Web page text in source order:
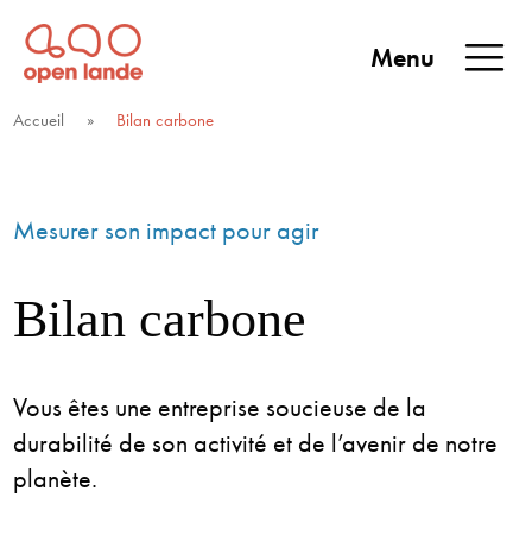
Aller
directement
au
contenu
TERRITOIRES
Open Lande
Entreprises & territoires
Menu
Accueil » Bilan carbone
Mesurer son impact pour agir
Bilan carbone
Vous êtes une entreprise soucieuse de la
durabilité de son activité et de l’avenir de notre
planète.